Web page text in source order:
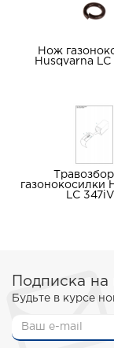
Нож
Husqvarna LC
газонокосилки
LC
Подписка на
Будьте в курсе